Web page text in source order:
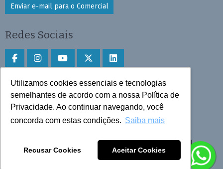
Utilizamos cookies essenciais e tecnologias
semelhantes de acordo com a nossa Política de
Privacidade. Ao continuar navegando, você
concorda com estas condições. Saiba mais
Recusar Cookies Aceitar Cookies
Enviar e-mail para o Comercial
Redes Sociais
Faça download do aplicativo
Play Store e App Store
Todos os direitos reservados © 2025 Cruzeiro do Sul